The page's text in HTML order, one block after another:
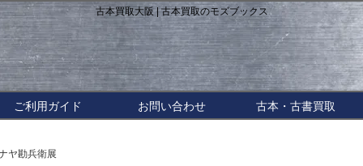
古本買取大阪 | 古本買取のモズブックス
ご利用ガイド お問い合わせ 古本・古書買取
ヤ勘兵衛展